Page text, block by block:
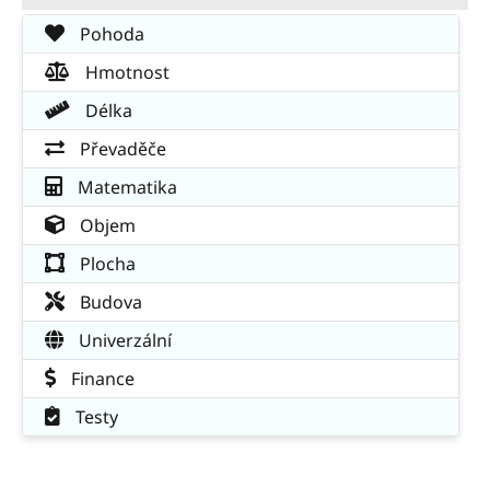
Pohoda
Hmotnost
Délka
Převaděče
Matematika
Objem
Plocha
Budova
Univerzální
Finance
Testy